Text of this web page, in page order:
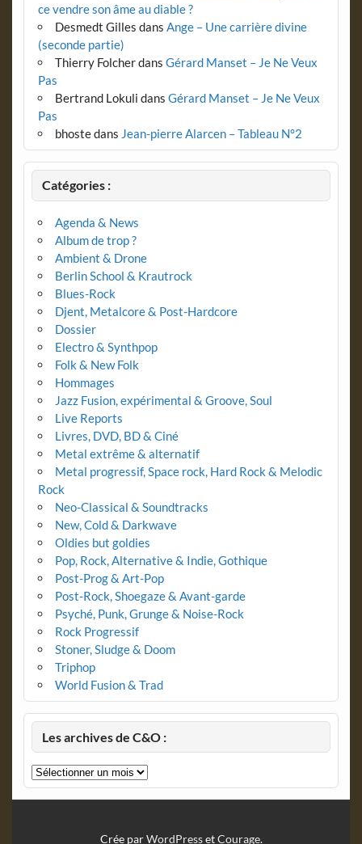
ce vendre son âme au diable ?
Desmedt Gilles dans Ange – Une carrière divine
(seconde partie)
Thierry Folcherdans Gérard Manset – Je Ne Veux
Pas
Bertrand Lokuli dans Gérard Manset – Je Ne Veux
Pas
bhostedans Jean-pierre Alarcen – Tableau N°2
Catégories :
Agenda & News
Album de trop ?
Ambient & Drone
Berlin School & Krautrock
Blues-Rock
Djent, Metalcore & Post-Hardcore
Dossier
Electro & Synthpop
Folk & New Folk
Hommages
Jazz Fusion, expérimental & Groove, Soul
Live Reports
Livres, DVD, BD & Ciné
Metal extrême & alternatif
Metal progressif, Space rock, Hard Rock & Melodic
Rock
Neo-Classical & Soundtracks
New, Cold & Darkwave
Oldies but goldies
Pop, Rock, Alternative & Indie, Gothique
Post-Prog & Art-Pop
Post-Rock, Shoegaze & Avant-garde
Psyché, Punk, Grunge & Noise-Rock
Rock Progressif
Stoner, Sludge & Doom
Triphop
World Fusion & Trad
Les archives de C&O :
Les
archives
Crée parWordPressetCourage.